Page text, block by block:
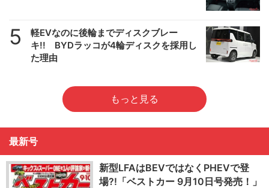
5
軽EVなのに後輪までディスクブレー
キ!! BYDラッコが4輪ディスクを採用し
た理由
もっと見る
最新号
新型LFAはBEVではなくPHEVで登
場?!「ベストカー 9月10日号発売！」